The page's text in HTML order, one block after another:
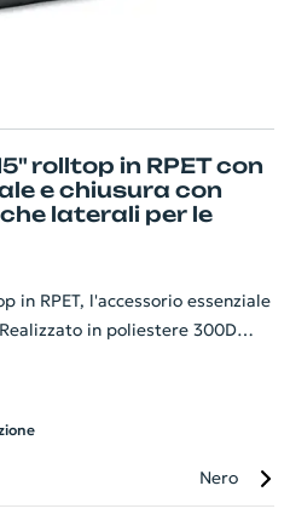
rolltop in RPET con
e chiusura con
laterali per le
in RPET, l'accessorio essenziale
in poliestere 300D
dispositivo con comodità. La
il piccolo passante interno per
di versatilità. Le tasche
Nero